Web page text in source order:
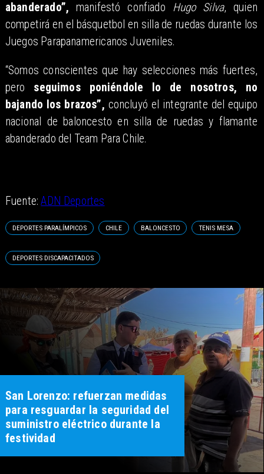
abanderado”, manifestó confiado Hugo Silva, quien
competirá en el básquetbol en silla de ruedas durante los
Juegos Parapanamericanos Juveniles.
“Somos conscientes que hay selecciones más fuertes,
pero seguimos poniéndole lo de nosotros, no
bajando los brazos”, concluyó el integrante del equipo
nacional de baloncesto en silla de ruedas y flamante
abanderado del Team Para Chile.
Fuente:ADN Deportes
DEPORTES PARALÍMPICOS CHILE BALONCESTO TENIS MESA
DEPORTES DISCAPACITADOS
San Lorenzo: refuerzan medidas
para resguardar la seguridad del
suministro eléctrico durante la
festividad